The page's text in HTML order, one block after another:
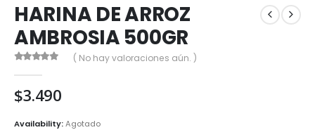
HARINA DE ARROZ
AMBROSIA 500GR
( No hay valoraciones aún. )
$3.490
Availability:Agotado